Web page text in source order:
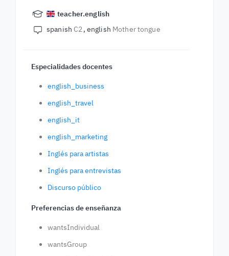
teacher.english
spanish C2 english Mother tongue
Especialidades docentes
english_business
english_travel
english_it
english_marketing
Inglés para artistas
Inglés para entrevistas
Discurso público
Preferencias de enseñanza
wantsIndividual
wantsGroup